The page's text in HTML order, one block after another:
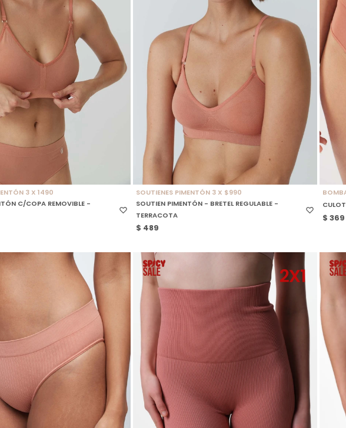
3 X 1490
C/COPA REMOVIBLE -
SELECCIONAR TALLE
SOUTIENES PIMENTÓN 3 X $990
SOUTIEN PIMENTÓN - BRETEL REGULABLE -
TERRACOTA
$ 489
$ 369